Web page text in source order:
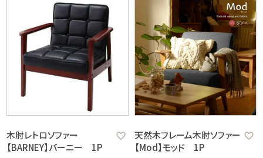
木肘レトロソファー
【BARNEY】バーニー 1P
天然木フレーム木肘ソファー
【Mod】モッド 1P